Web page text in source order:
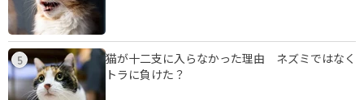
5
猫が十二支に入らなかった理由 ネズミではなく
トラに負けた？